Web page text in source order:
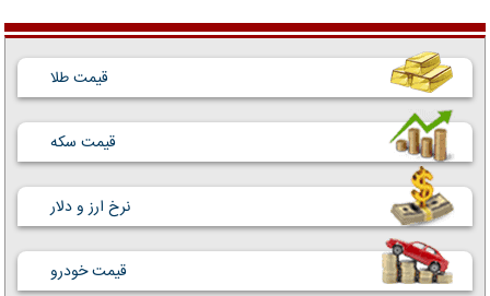
قیمت طلا
قیمت سکه
نرخ ارز و دلار
قیمت خودرو